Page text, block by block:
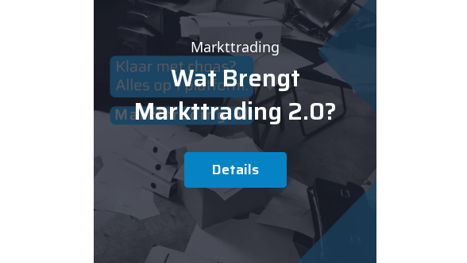
Markttrading
Wat Brengt
Markttrading 2.0?
Details